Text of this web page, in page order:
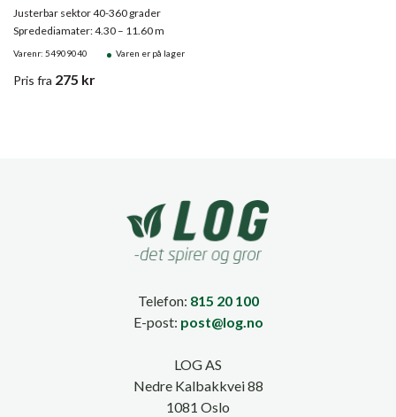
Varenr: 54909040 Varen er på lager
Justerbar sektor 40-360 grader
Spredediamater: 4.30 – 11.60 m
Pris fra 275 kr
Telefon: 815 20 100
E-post: post@log.no
LOG AS
Nedre Kalbakkvei 88
1081 Oslo